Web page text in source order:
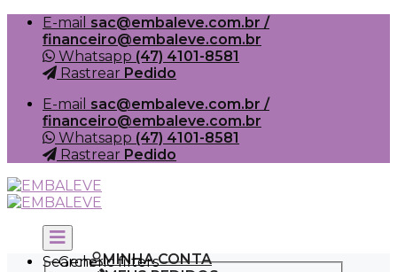
Skip
content
E-mail sac@embaleve.com.br /
financeiro@embaleve.com.br
Whatsapp (47) 4101-8581
Rastrear Pedido
E-mail sac@embaleve.com.br /
financeiro@embaleve.com.br
Whatsapp (47) 4101-8581
Rastrear Pedido
MINHA CONTA
Search
Generic filters